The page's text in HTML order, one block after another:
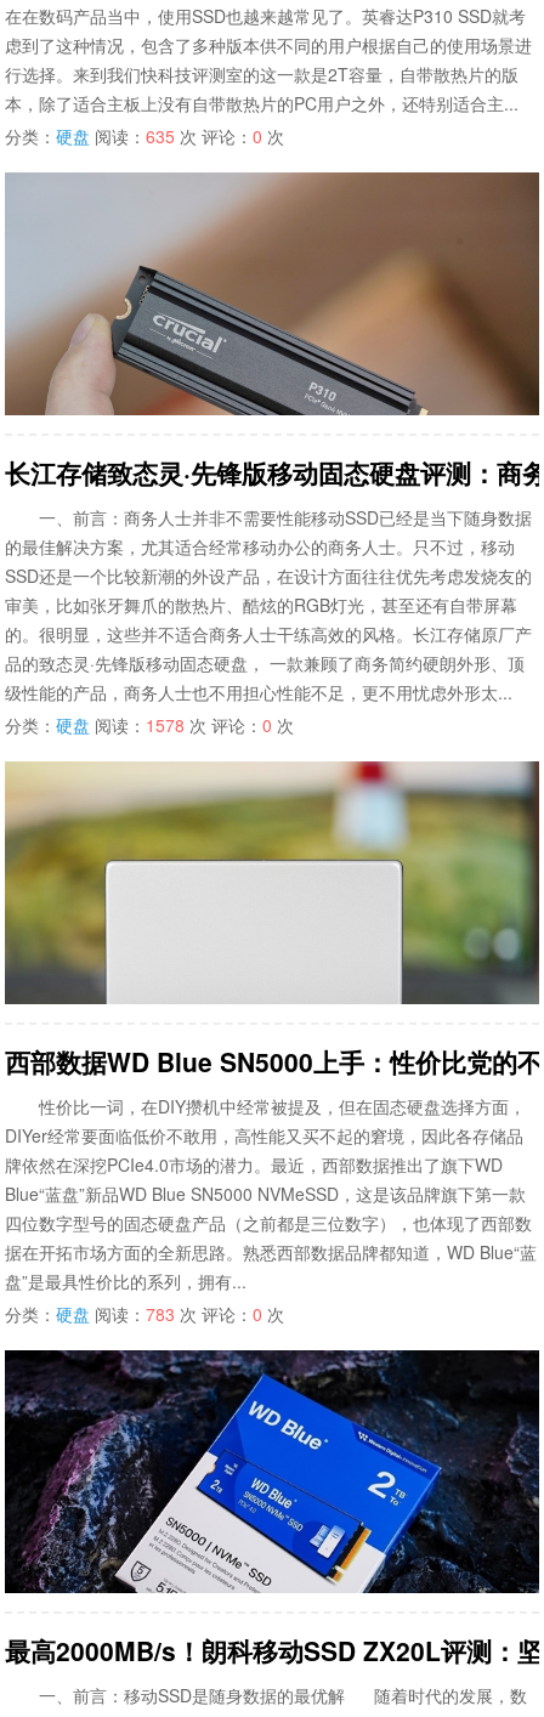
在在数码产品当中，使用SSD也越来越常见了。英睿达P310 SSD就考
虑到了这种情况，包含了多种版本供不同的用户根据自己的使用场景进
行选择。来到我们快科技评测室的这一款是2T容量，自带散热片的版
本，除了适合主板上没有自带散热片的PC用户之外，还特别适合主...
分类：硬盘 阅读：635 次 评论：0 次
长江存储致态灵·先锋版移动固态硬盘评测：
一、前言：商务人士并非不需要性能移动SSD已经是当下随身数据
的最佳解决方案，尤其适合经常移动办公的商务人士。只不过，移动
SSD还是一个比较新潮的外设产品，在设计方面往往优先考虑发烧友的
审美，比如张牙舞爪的散热片、酷炫的RGB灯光，甚至还有自带屏幕
的。很明显，这些并不适合商务人士干练高效的风格。长江存储原厂产
品的致态灵·先锋版移动固态硬盘， 一款兼顾了商务简约硬朗外形、顶
级性能的产品，商务人士也不用担心性能不足，更不用忧虑外形太...
分类：硬盘 阅读： 1578 次 评论：0 次
西部数据WD Blue SN5000上手：性价比党的
性价比一词，在DIY攒机中经常被提及，但在固态硬盘选择方面，
DIYer经常要面临低价不敢用，高性能又买不起的窘境，因此各存储品
牌依然在深挖PCIe4.0市场的潜力。最近，西部数据推出了旗下WD
Blue“蓝盘”新品WD Blue SN5000 NVMeSSD，这是该品牌旗下第一款
四位数字型号的固态硬盘产品（之前都是三位数字），也体现了西部数
据在开拓市场方面的全新思路。熟悉西部数据品牌都知道，WD Blue“蓝
盘”是最具性价比的系列，拥有...
分类：硬盘 阅读：783 次 评论：0 次
最高2000MB/s！朗科移动SSD ZX20L评测：
一、前言：移动SSD是随身数据的最优解 随着时代的发展，数